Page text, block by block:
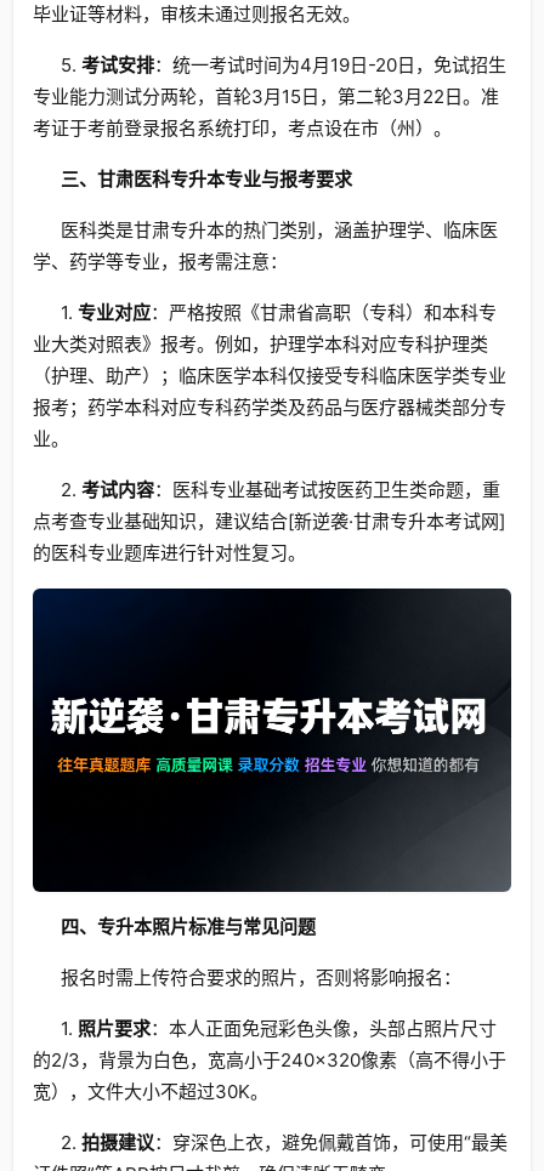
毕业证等材料，审核未通过则报名无效。
5. 考试安排：统一考试时间为4月19日-20日，免试招生
专业能力测试分两轮，首轮3月15日，第二轮3月22日。准
考证于考前登录报名系统打印，考点设在市（州）。
三、甘肃医科专升本专业与报考要求
医科类是甘肃专升本的热门类别，涵盖护理学、临床医
学、药学等专业，报考需注意：
1. 专业对应：严格按照《甘肃省高职（专科）和本科专
业大类对照表》报考。例如，护理学本科对应专科护理类
（护理、助产）；临床医学本科仅接受专科临床医学类专业
报考；药学本科对应专科药学类及药品与医疗器械类部分专
业。
2. 考试内容：医科专业基础考试按医药卫生类命题，重
点考查专业基础知识，建议结合[新逆袭·甘肃专升本考试网]
的医科专业题库进行针对性复习。
四、专升本照片标准与常见问题
报名时需上传符合要求的照片，否则将影响报名：
1. 照片要求：本人正面免冠彩色头像，头部占照片尺寸
的2/3，背景为白色，宽高小于240×320像素（高不得小于
宽），文件大小不超过30K。
2. 拍摄建议：穿深色上衣，避免佩戴首饰，可使用“最美